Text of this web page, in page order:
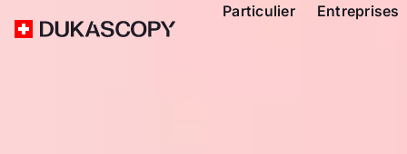
Particulier Entreprises